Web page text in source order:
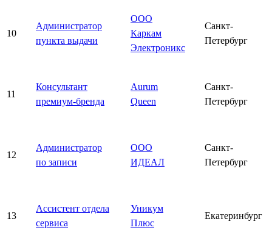
10
Администратор
пункта выдачи
ООО
Каркам
Электроникс
Санкт-
Петербург
11
Консультант
премиум-бренда
Aurum
Queen
Санкт-
Петербург
12
Администратор
по записи
ООО
ИДЕАЛ
Санкт-
Петербург
13
Ассистент отдела
сервиса
Уникум
Плюс
Екатеринбург